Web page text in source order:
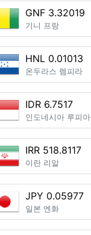
GNF 3.32019
기니 프랑
HNL 0.01013
온두라스 렘피라
IDR 6.7517
인도네시아 루피아
IRR 518.8117
이란 리알
JPY 0.05977
일본 엔화